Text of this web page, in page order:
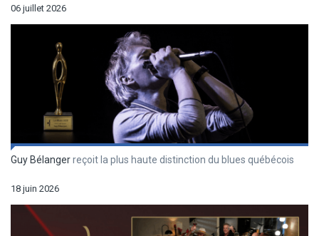
06 juillet 2026
Guy Bélangerreçoit la plus haute distinction du blues québécois
18 juin 2026